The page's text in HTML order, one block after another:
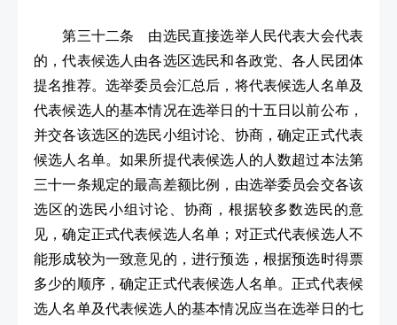
第三十二条 由选民直接选举人民代表大会代表
的，代表候选人由各选区选民和各政党、各人民团体
提名推荐。选举委员会汇总后，将代表候选人名单及
代表候选人的基本情况在选举日的十五日以前公布，
并交各该选区的选民小组讨论、协商，确定正式代表
候选人名单。如果所提代表候选人的人数超过本法第
三十一条规定的最高差额比例，由选举委员会交各该
选区的选民小组讨论、协商，根据较多数选民的意
见，确定正式代表候选人名单；对正式代表候选人不
能形成较为一致意见的，进行预选，根据预选时得票
多少的顺序，确定正式代表候选人名单。正式代表候
选人名单及代表候选人的基本情况应当在选举日的七